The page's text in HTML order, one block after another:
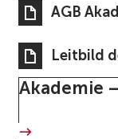
AGB
Leitbild
Akademie